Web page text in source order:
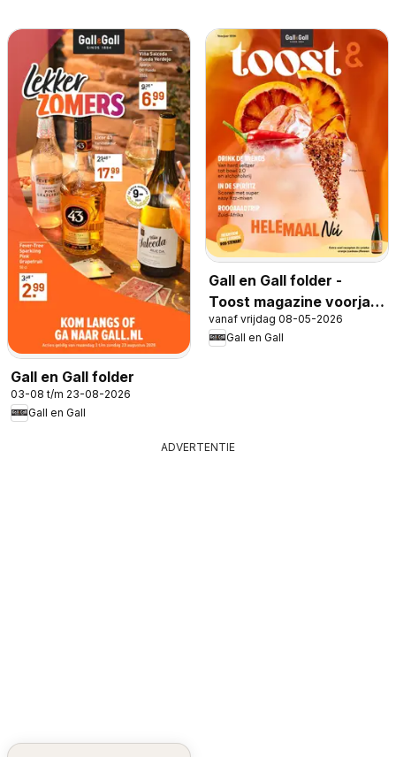
Gall en Gall folder
03-08 t/m 23-08-2026
Gall en Gall
Gall en Gall folder -
Toost magazine voorjaar
2026
vanaf vrijdag 08-05-2026
Gall en Gall
ADVERTENTIE